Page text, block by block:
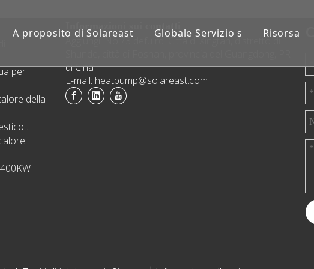
A proposito di Solareast Globale Servizio s Risorsa
per
della
...
Aggiungi: No.73 defu rd. Città di Xingtan, distretto di
di Cina
E-mail: heatpump@solareast.com